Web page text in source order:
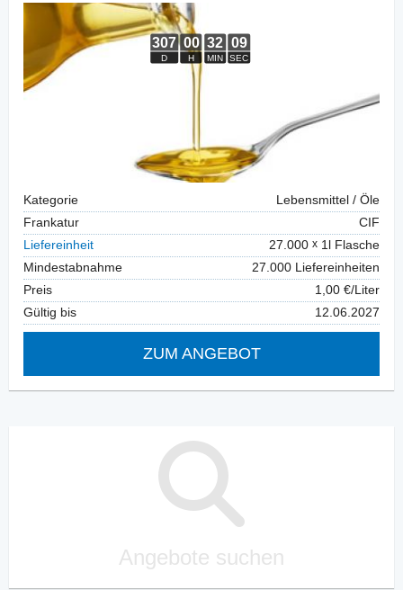
Kategorie
Lebensmittel / Öle
Frankatur
CIF
Liefereinheit
27.000
1l Flasche
Mindestabnahme
27.000 Liefereinheiten
Preis
1,00 €/Liter
Gültig bis
12.06.2027
ZUM ANGEBOT
Angebote suchen